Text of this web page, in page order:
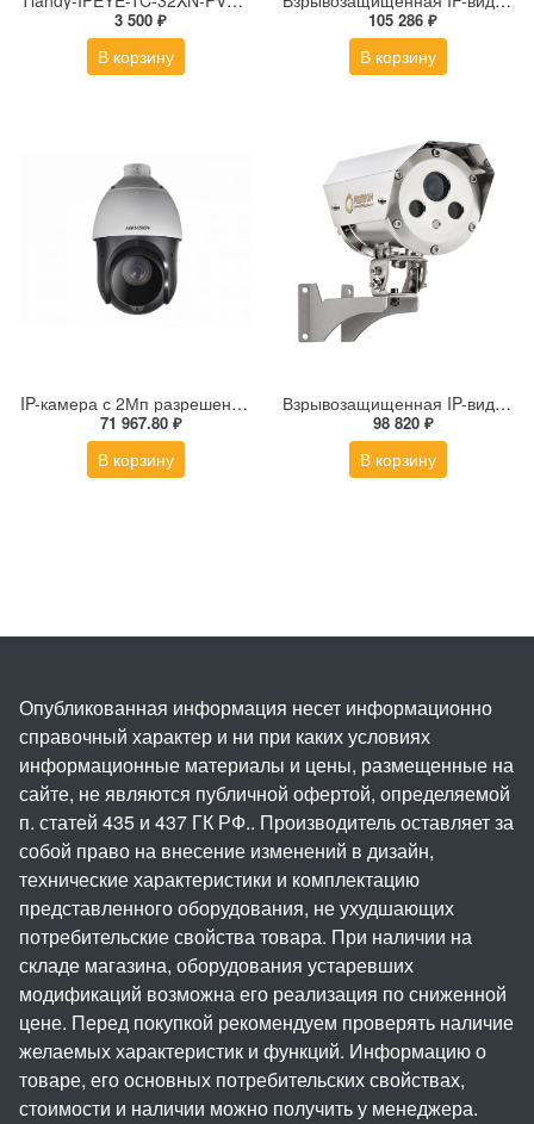
3 500 ₽
В корзину
105 286 ₽
В корзину
IP-камера с 2Мп разрешением DS-2DE4225IW-DE(S5)
71 967.80 ₽
В корзину
Взрывозащищенная IP-видеокамера Релион Релион-Exd-Н-100-ИК-IP5Мп2.8mm-PoE-МК-TR
98 820 ₽
В корзину
Опубликованная информация несет информационно
справочный характер и ни при каких условиях
информационные материалы и цены, размещенные на
сайте, не являются публичной офертой, определяемой
п. статей 435 и 437 ГК РФ.. Производитель оставляет за
собой право на внесение изменений в дизайн,
технические характеристики и комплектацию
представленного оборудования, не ухудшающих
потребительские свойства товара. При наличии на
складе магазина, оборудования устаревших
модификаций возможна его реализация по сниженной
цене. Перед покупкой рекомендуем проверять наличие
желаемых характеристик и функций. Информацию о
товаре, его основных потребительских свойствах,
стоимости и наличии можно получить у менеджера.